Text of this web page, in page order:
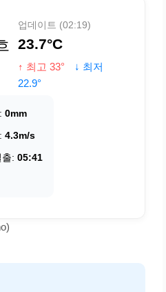
업데이트 (02:19)
23.7°C
↑ 최고 33°
↓ 최저
22.9°
0mm
4.3m/s
: 05:41